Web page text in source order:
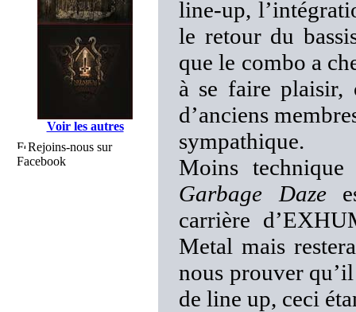
Voir les autres
Rejoins-nous sur
Facebook
line-up,
le retour du
que le combo a
à se faire plaisir,
d’anciens
sympathique.
Moins
Garbage Daze
carrière
Metal mais
nous prouver
de line up, ceci